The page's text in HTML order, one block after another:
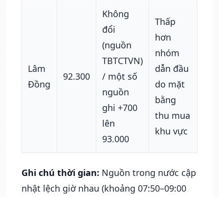
Lâm
Đồng
92.300
Không
đổi
(nguồn
TBTCTVN)
/ một số
nguồn
ghi +700
lên
93.000
Thấp
hơn
nhóm
dẫn đầu
do mặt
bằng
thu mua
khu vực
Ghi chú thời gian: Nguồn trong nước cập
nhật lệch giờ nhau (khoảng 07:50–09:00